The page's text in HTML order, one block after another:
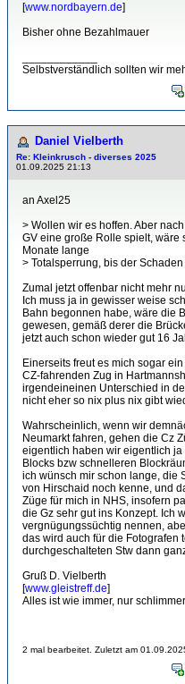
[www.nordbayern.de]
Bisher ohne Bezahlmauer
Selbstverständlich sollten wir
Daniel Vielberth
Re: Kleinkrusch - diverses 2025
01.09.2025 21:13
an Axel25
> Wollen wir es hoffen. Aber
GV eine große Rolle spielt, wäre
Monate lange
> Totalsperrung, bis der
Zumal jetzt offenbar nicht mehr
Ich muss ja in gewisser weise
Bahn begonnen habe, wäre die
gewesen, gemäß derer die
jetzt auch schon wieder gut 16
Einerseits freut es mich sogar
CZ-fahrenden Zug in
irgendeineinen Unterschied in
nicht eher so nix plus nix gibt
Wahrscheinlich, wenn wir
Neumarkt fahren, gehen die Cz
eigentlich haben wir eigentlich
Blocks bzw schnelleren
ich wünsch mir schon lange, die
von Hirschaid noch kenne, und
Züge für mich in NHS, insofern
die Gz sehr gut ins Konzept. Ich
vergnügungssüchtig nennen,
das wird auch für die Fotografen
durchgeschalteten Stw dann
Gruß D. Vielberth
[www.gleistreff.de]
Alles ist wie immer, nur
2 mal bearbeitet. Zuletzt am